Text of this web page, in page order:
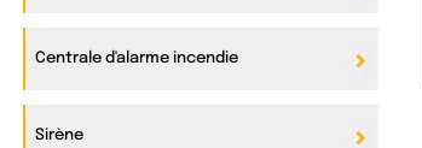
Centrale d'alarme incendie
Sirène